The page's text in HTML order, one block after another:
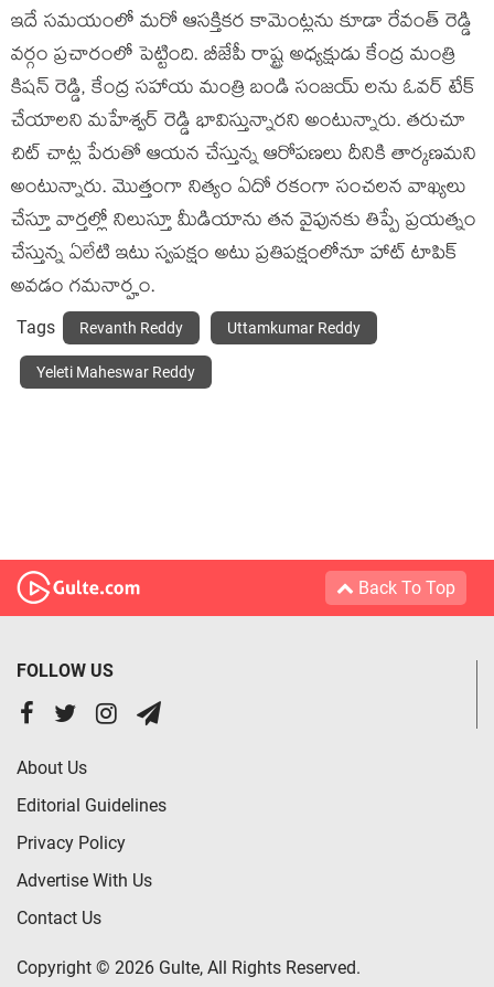
ఇదే స‌మ‌యంలో మ‌రో ఆస‌క్తిక‌ర కామెంట్ల‌ను కూడా రేవంత్ రెడ్డి
వ‌ర్గం ప్ర‌చారంలో పెట్టింది. బీజేపీ రాష్ట్ర అధ్య‌క్షుడు కేంద్ర మంత్రి
కిషన్ రెడ్డి, కేంద్ర స‌హాయ మంత్రి బండి సంజయ్ ల‌ను ఓవర్ టేక్
చేయాలని మహేశ్వర్ రెడ్డి భావిస్తున్నారని అంటున్నారు. తరుచూ
చిట్ చాట్ల పేరుతో ఆయన చేస్తున్న ఆరోపణలు దీనికి తార్క‌ణ‌మ‌ని
అంటున్నారు. మొత్తంగా నిత్యం ఏదో రకంగా సంచలన వాఖ్యలు
చేస్తూ వార్తల్లో నిలుస్తూ మీడియాను తన వైపునకు తిప్పే ప్రయత్నం
చేస్తున్న ఏలేటి ఇటు స్వ‌ప‌క్షం అటు ప్ర‌తిప‌క్షంలోనూ హాట్ టాపిక్
అవ‌డం గ‌మ‌నార్హం.
Tags Revanth Reddy Uttamkumar Reddy
Yeleti Maheswar Reddy
Back To Top
FOLLOW US
About Us
Editorial Guidelines
Privacy Policy
Advertise With Us
Contact Us
Copyright © 2026 Gulte, All Rights Reserved.